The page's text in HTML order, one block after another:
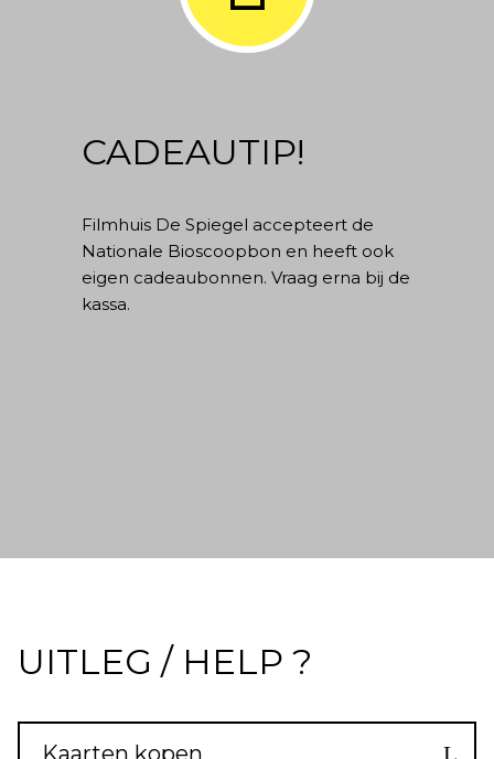
CADEAUTIP!
Filmhuis De Spiegel accepteert de
Nationale Bioscoopbon en heeft ook
eigen cadeaubonnen. Vraag erna bij de
kassa.
UITLEG / HELP ?
Kaarten kopen